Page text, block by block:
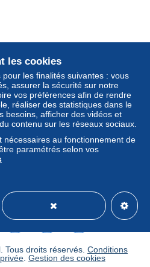
les cookies
les finalités suivantes : vous
assurer la sécurité sur notre
vos préférences afin de rendre
réaliser des statistiques dans le
besoins, afficher des vidéos et
contenu sur les réseaux sociaux.
nécessaires au fonctionnement de
paramétrés selon vos
droits réservés. Conditions
Gestion des cookies